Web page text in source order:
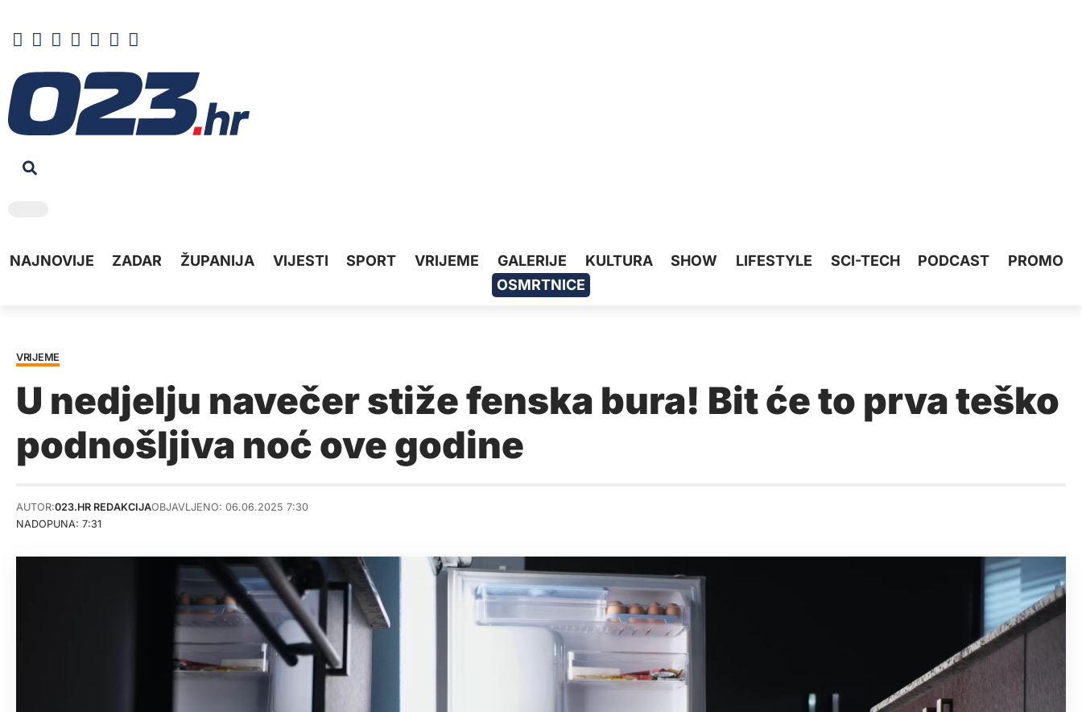
NAJNOVIJE ZADAR ŽUPANIJA VIJESTI SPORT VRIJEME GALERIJE KULTURA SHOW LIFESTYLE SCI-TECH PODCAST
PROMO
OSMRTNICE
VRIJEME
U nedjelju navečer stiže fenska bura! Bit će to prva teško
podnošljiva noć ove godine
NADOPUNA: 7:31
AUTOR:023.HR REDAKCIJAOBJAVLJENO: 06.06.2025 7:30